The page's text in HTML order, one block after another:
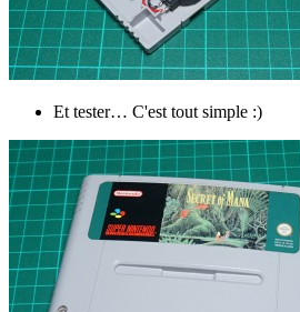
Et tester… C'est tout simple :)